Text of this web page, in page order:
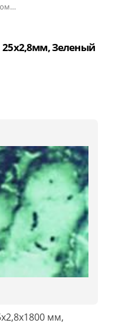
Пороги алюминиевые стыкоперекрывающие А-1. (25*2,8мм)
Зеленый